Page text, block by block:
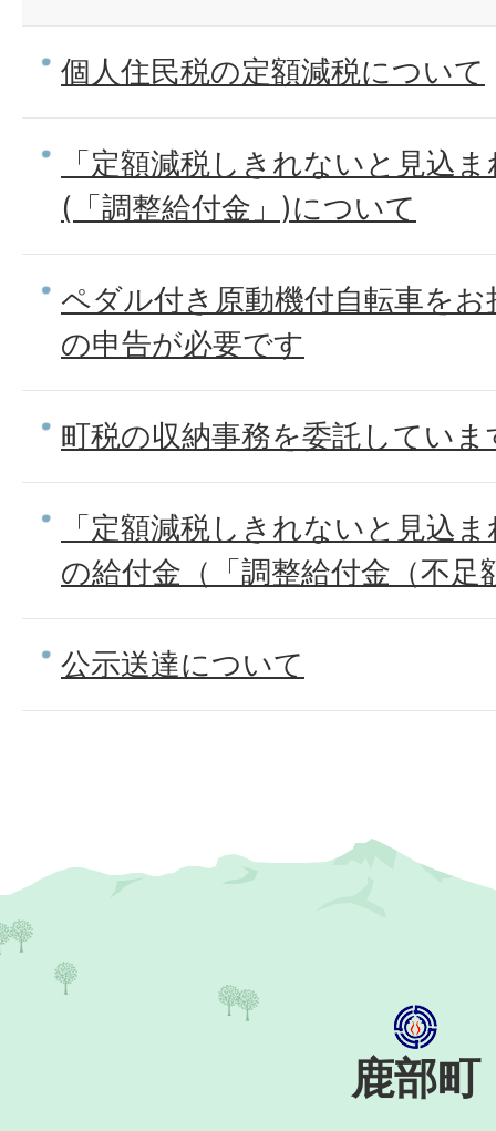
個人住民税の定額減税について
「定額減税しきれないと見込
(「調整給付金」)について
ペダル付き原動機付自転車を
の申告が必要です
町税の収納事務を委託していま
「定額減税しきれないと見込
の給付金（「調整給付金（不
公示送達について
鹿部町